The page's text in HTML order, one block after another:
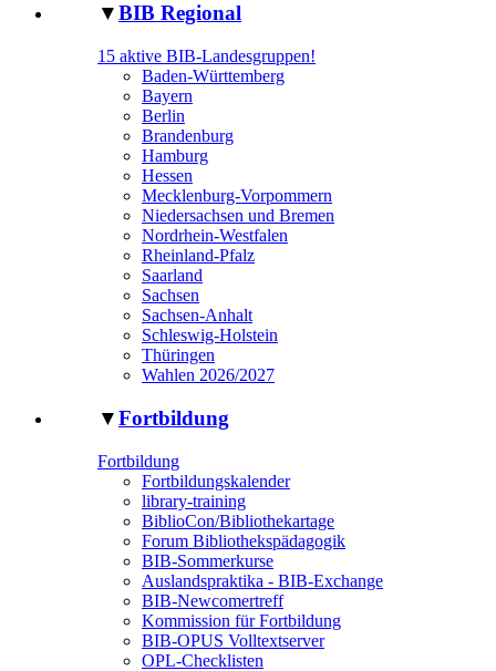
▼BIB Regional
15 aktive BIB-Landesgruppen!
Baden-Württemberg
Bayern
Berlin
Brandenburg
Hamburg
Hessen
Mecklenburg-Vorpommern
Niedersachsen und Bremen
Nordrhein-Westfalen
Rheinland-Pfalz
Saarland
Sachsen
Sachsen-Anhalt
Schleswig-Holstein
Thüringen
Wahlen 2026/2027
▼Fortbildung
Fortbildung
Fortbildungskalender
library-training
BiblioCon/Bibliothekartage
Forum Bibliothekspädagogik
BIB-Sommerkurse
Auslandspraktika - BIB-Exchange
BIB-Newcomertreff
Kommission für Fortbildung
BIB-OPUS Volltextserver
OPL-Checklisten